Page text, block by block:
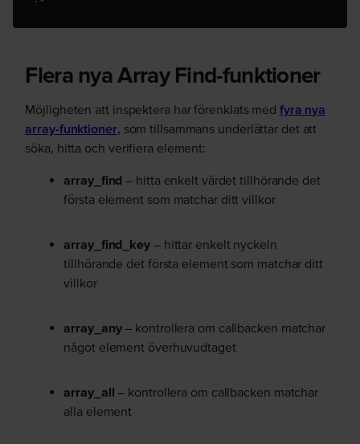
Flera nya Array Find-funktioner
Möjligheten att inspektera har förenklats med fyra nya
array-funktioner, som tillsammans underlättar det att
söka, hitta och verifiera element:
array_find – hitta enkelt värdettillhörande det
första element som matchar ditt villkor
array_find_key – hittar enkelt nyckeln
tillhörande det första element som matchar ditt
villkor
array_any– kontrollera om callbacken matchar
något element överhuvudtaget
array_all – kontrollera om callbacken matchar
alla element